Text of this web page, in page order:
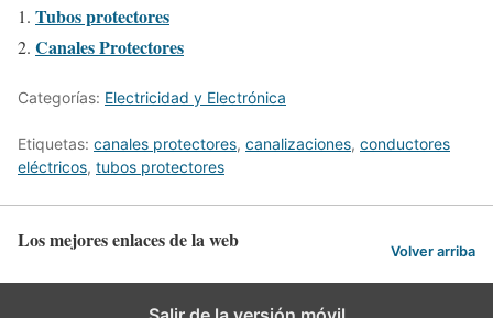
Tubos protectores
Canales Protectores
Categorías: Electricidad y Electrónica
Etiquetas: canales protectores, canalizaciones, conductores
eléctricos, tubos protectores
Los mejores enlaces de la web Volver arriba